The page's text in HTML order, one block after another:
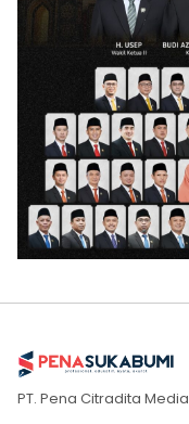
PT. Pena Citradita Media